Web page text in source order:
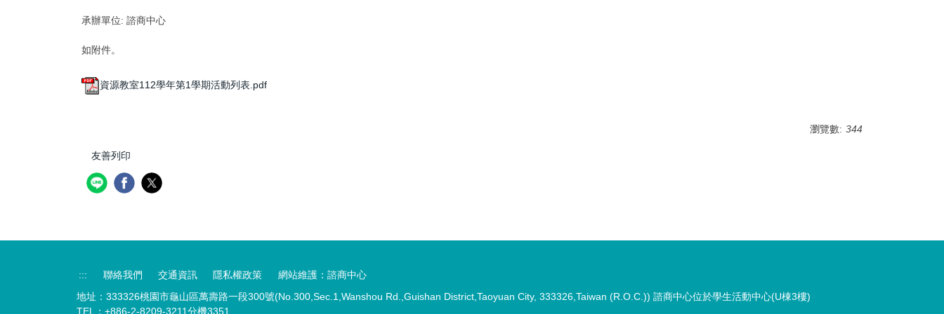
承辦單位: 諮商中心
如附件。
資源教室112學年第1學期活動列表.pdf
瀏覽數: 344
友善列印
::: 聯絡我們 交通資訊 隱私權政策
網站維護：諮商中心
地址：333326桃園市龜山區萬壽路一段300號(No.300,Sec.1,Wanshou Rd.,Guishan District,Taoyuan City, 333326,Taiwan (R.O.C.)) 諮商中心位於學生活動中心(U棟3樓)
TEL：+886-2-8209-3211分機3351